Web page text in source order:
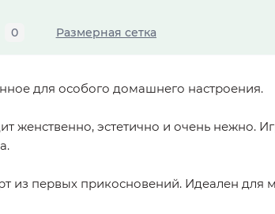
0 Размерная сетка
для особого домашнего настроения.
женственно, эстетично и очень
из первых прикосновений. Идеален